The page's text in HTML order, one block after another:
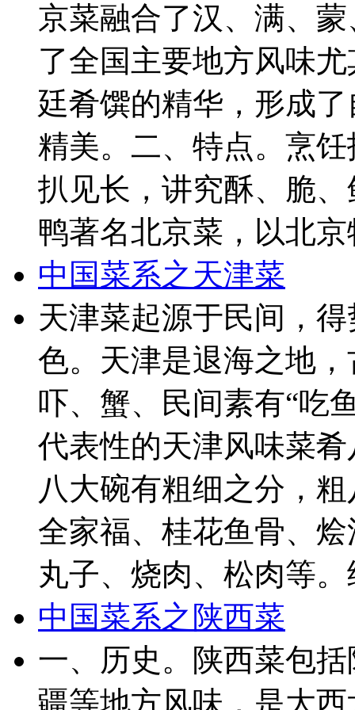
京菜融合了汉、满、
了全国主要地方风味
廷肴馔的精华，形成
精美。二、特点。烹
扒见长，讲究酥、脆
鸭著名北京菜，以北
中国菜系之天津菜
天津菜起源于民间，
色。天津是退海之地
吓、蟹、民间素有“吃
代表性的天津风味菜
八大碗有粗细之分，
全家福、桂花鱼骨、
丸子、烧肉、松肉等
中国菜系之陕西菜
一、历史。陕西菜包
疆等地方风味，是大